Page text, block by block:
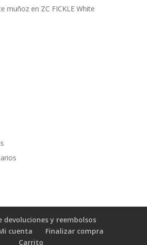
muñozen ZC FICKLE White
devoluciones y reembolsos
cuenta
Finalizar compra
Carrito